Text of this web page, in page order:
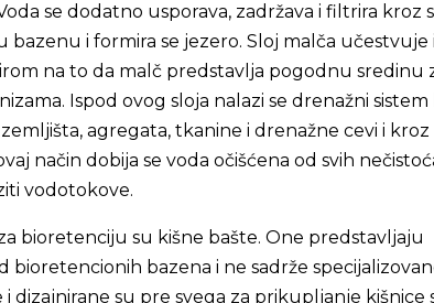
se dodatno usporava, zadržava i filtrira kroz
bazenu i formira se jezero. Sloj malča učestvuje
na to da malč predstavlja pogodnu sredinu
Ispod ovog sloja nalazi se drenažni sistem
agregata, tkanine i drenažne cevi i kroz
način dobija se voda očišćena od svih
vodotokove.
bioretenciju su kišne bašte. One predstavljaju
bioretencionih bazena i ne sadrže
dizajnirane su pre svega za prikupljanje kišnice